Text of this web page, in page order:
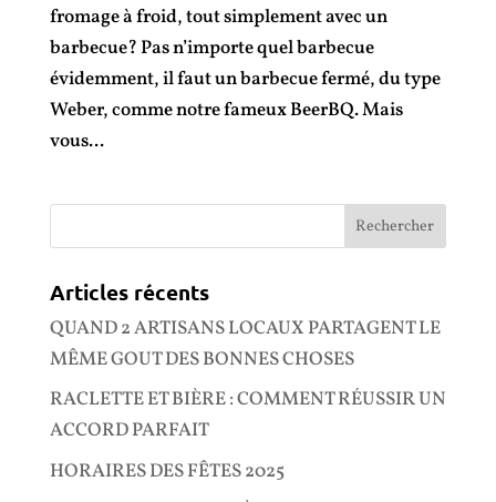
fromage à froid, tout simplement avec un
barbecue? Pas n’importe quel barbecue
évidemment, il faut un barbecue fermé, du type
Weber, comme notre fameux BeerBQ. Mais
vous...
Articles récents
QUAND 2 ARTISANS LOCAUX PARTAGENT LE
MÊME GOUT DES BONNES CHOSES
RACLETTE ET BIÈRE : COMMENT RÉUSSIR UN
ACCORD PARFAIT
HORAIRES DES FÊTES 2025